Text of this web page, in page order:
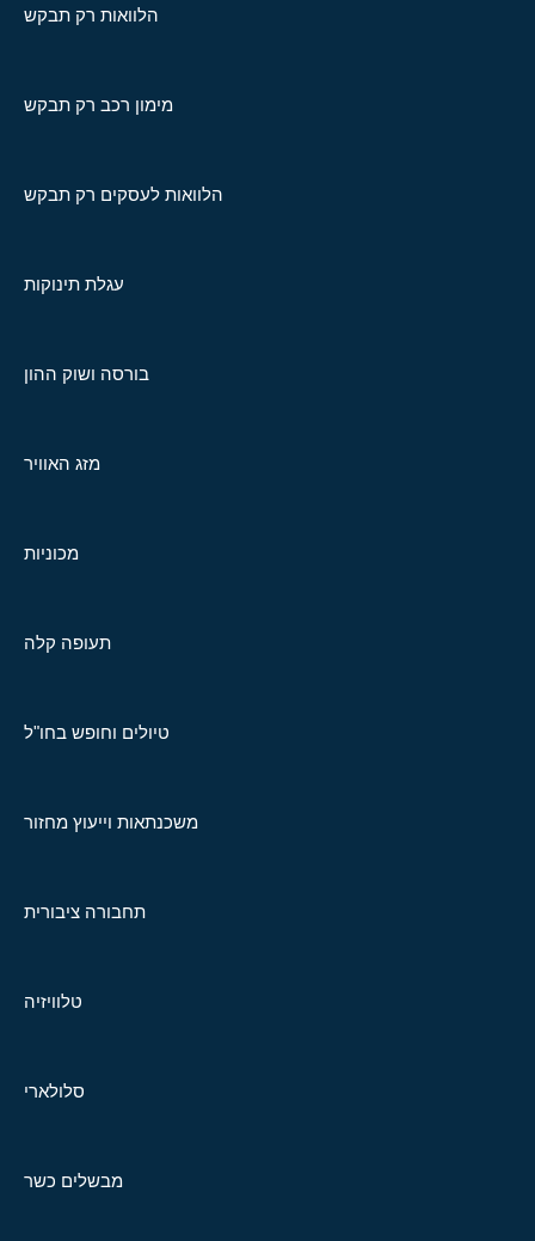
הלוואות רק תבקש
מימון רכב רק תבקש
הלוואות לעסקים רק תבקש
עגלת תינוקות
בורסה ושוק ההון
מזג האוויר
מכוניות
תעופה קלה
טיולים וחופש בחו"ל
משכנתאות וייעוץ מחזור
תחבורה ציבורית
טלוויזיה
סלולארי
מבשלים כשר